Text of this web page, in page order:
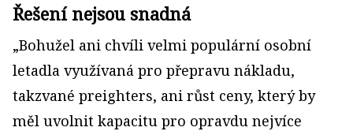
Řešení nejsou snadná
„Bohužel ani chvíli velmi populární osobní
letadla využívaná pro přepravu nákladu,
takzvané preighters, ani růst ceny, který by
měl uvolnit kapacitu pro opravdu nejvíce